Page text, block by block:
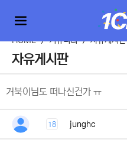
HOME > 커뮤니티 > 자유게시판
자유게시판
거북이님도 떠나신건가 ㅠ
18 junghc